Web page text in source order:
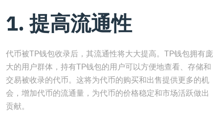
1. 提高流通性
代币被TP钱包收录后，其流通性将大大提高。TP钱包拥有庞
大的用户群体，持有TP钱包的用户可以方便地查看、存储和
交易被收录的代币。这将为代币的购买和出售提供更多的机
会，增加代币的流通量，为代币的价格稳定和市场活跃做出
贡献。